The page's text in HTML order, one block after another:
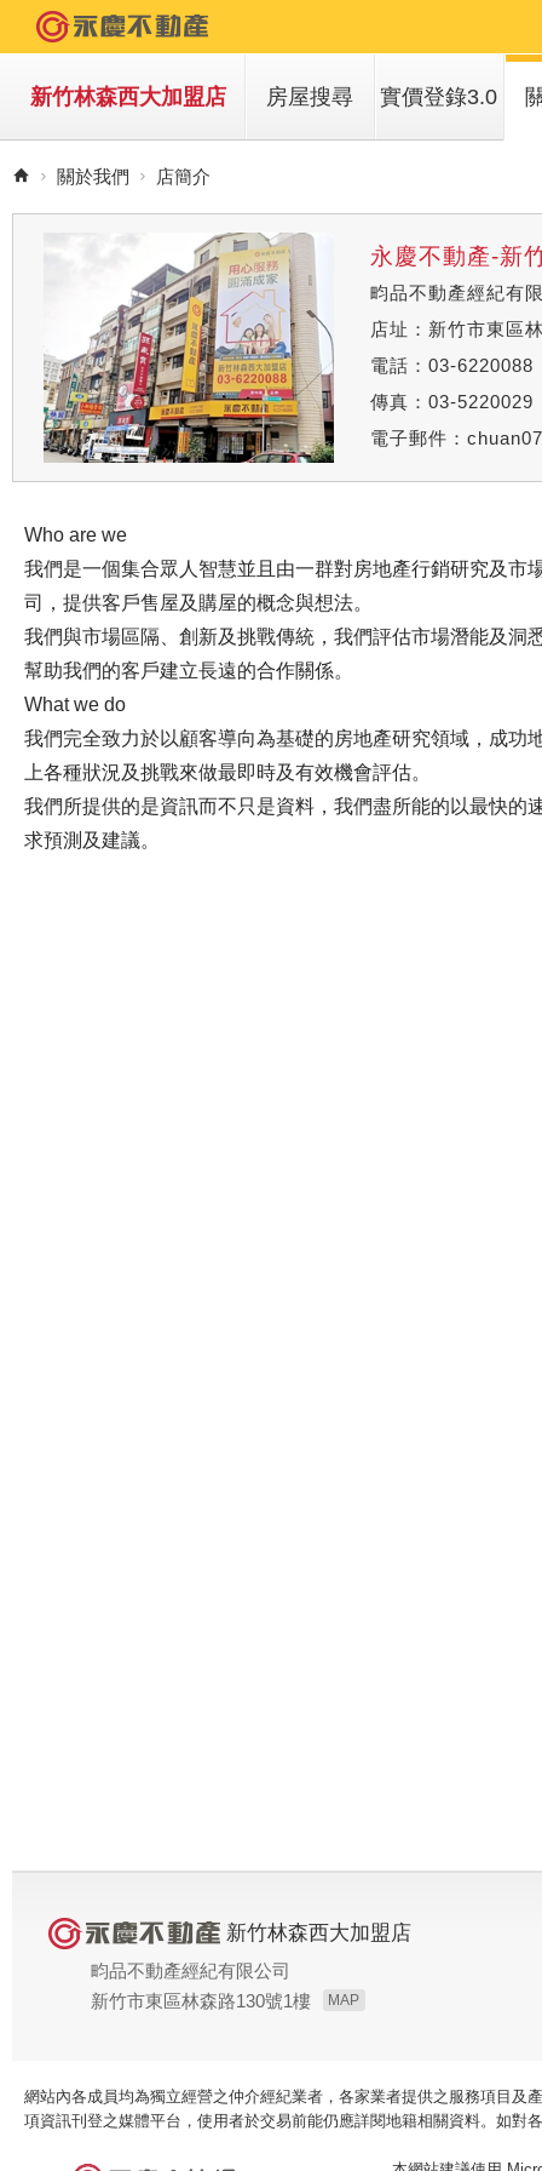
新竹林森西大加盟店 房屋搜尋 實價登錄3.0
關於我們 店簡介
永慶不動產-新
畇品不動產經紀有
店址：新竹市東區
電話：03-6220088
傳真：03-5220029
電子郵件：
Who are we
我們是一個集合眾人智慧並且由一群對房地產行銷研究及市
司，提供客戶售屋及購屋的概念與想法。
我們與市場區隔、創新及挑戰傳統，我們評估市場潛能及洞
幫助我們的客戶建立長遠的合作關係。
What we do
我們完全致力於以顧客導向為基礎的房地產研究領域，成功
上各種狀況及挑戰來做最即時及有效機會評估。
我們所提供的是資訊而不只是資料，我們盡所能的以最快的
求預測及建議。
新竹林森西大加盟店
畇品不動產經紀有限公司
新竹市東區林森路130號1樓
MAP
網站內各成員均為獨立經營之仲介經紀業者，各家業者提供之服務項目
項資訊刊登之媒體平台，使用者於交易前能仍應詳閱地籍相關資料。如對